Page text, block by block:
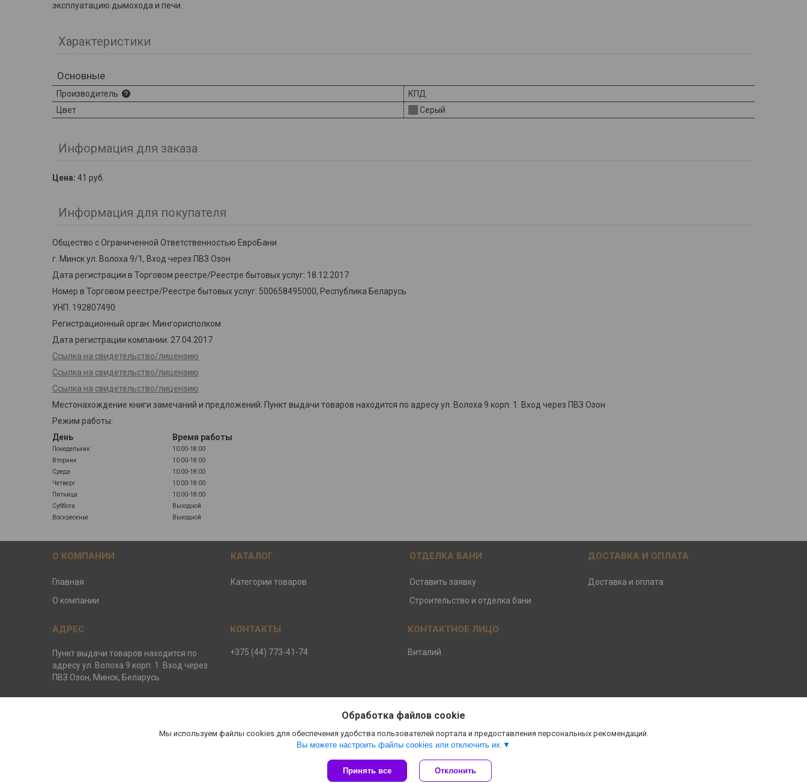
эксплуатацию дымохода и печи.
Характеристики
Основные
Производитель
КПД
Цвет
Серый
Информация для заказа
Цена: 41 руб.
Информация для покупателя
Общество с Ограниченной Ответственностью ЕвроБани
г. Минск ул. Волоха 9/1, Вход через ПВЗ Озон
Дата регистрации в Торговом реестре/Реестре бытовых услуг: 18.12.2017
Номер в Торговом реестре/Реестре бытовых услуг: 500658495000, Республика Беларусь
УНП: 192807490
Регистрационный орган: Мингорисполком
Дата регистрации компании: 27.04.2017
Ссылка на свидетельство/лицензию
Ссылка на свидетельство/лицензию
Ссылка на свидетельство/лицензию
Местонахождение книги замечаний и предложений: Пункт выдачи товаров находится по адресу ул. Волоха 9 корп. 1. Вход через ПВЗ Озон
Режим работы:
День
Время работы
Понедельник
10:00-18:00
Вторник
10:00-18:00
Среда
10:00-18:00
Четверг
10:00-18:00
Пятница
10:00-18:00
Суббота
Выходной
Воскресенье
Выходной
О КОМПАНИИ
Главная
О компании
КАТАЛОГ
Категории товаров
ОТДЕЛКА БАНИ
Оставить заявку
Строительство и отделка бани
ДОСТАВКА И ОПЛАТА
Доставка и оплата
Пункт выдачи товаров находится по
адресу ул. Волоха 9 корп. 1. Вход через
ПВЗ Озон, Минск, Беларусь
+375 (44) 773-41-74 Виталий
Сайт создан на платформе Deal.by
Обработка файлов cookie
Мы используем файлы cookies для обеспечения удобства пользователей портала и предоставления персональных рекомендаций.
Вы можете настроить файлы cookies или отключить их.
Принять все Отклонить